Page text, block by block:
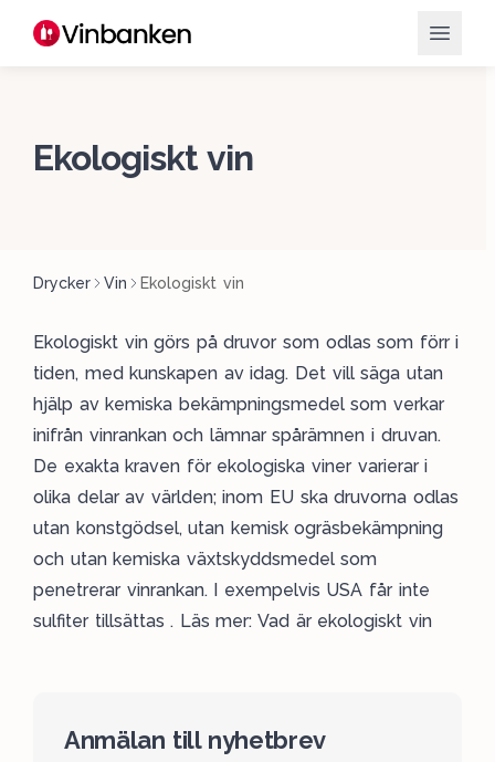
Ekologiskt vin
Drycker Vin Ekologiskt vin
Ekologiskt vin görs på druvor som odlas som förr i
tiden, med kunskapen av idag. Det vill säga utan
hjälp av kemiska bekämpningsmedel som verkar
inifrån vinrankan och lämnar spårämnen i druvan.
De exakta kraven för ekologiska viner varierar i
olika delar av världen; inom EU ska druvorna odlas
utan konstgödsel, utan kemisk ogräsbekämpning
och utan kemiska växtskyddsmedel som
penetrerar vinrankan. I exempelvis USA får inte
sulfiter tillsättas . Läs mer:Vad är ekologiskt vin
Anmälan till nyhetbrev